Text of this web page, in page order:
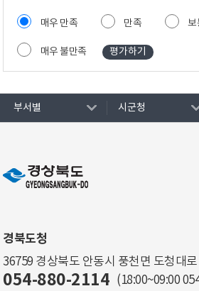
매우 만족 만족 보
매우 불만족
부서별 시군청
경북도청
36759 경상북도 안동시 풍천면 도청대
054-880-2114 (18:00~09:00